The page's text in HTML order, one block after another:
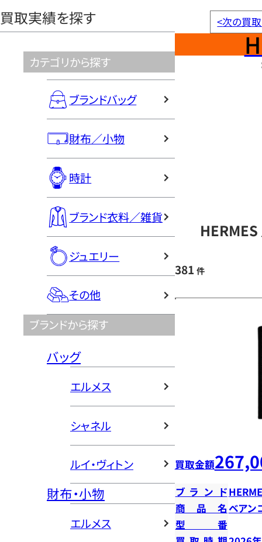
買取実績を探す
カテゴリから探す
ブランドバッグ
財布／小物
時計
ブランド衣料／雑貨
ジュエリー
その他
ブランドから探す
バッグ
エルメス
シャネル
ルイ・ヴィトン
財布・小物
エルメス
<次の買
381 件
買取金額
ブランド
商品名ベアン
型番